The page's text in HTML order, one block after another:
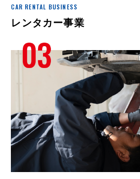
CAR RENTAL BUSINESS
レンタカー事業